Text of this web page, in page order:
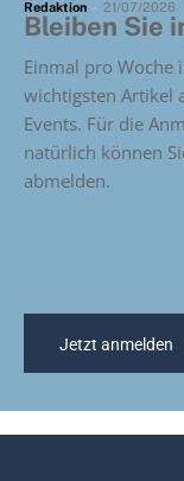
Redaktion - 21/07/2026
Bleiben Sie
Einmal pro Woche
wichtigsten Artikel
Events. Für die
natürlich können
abmelden.
Jetzt anmelden